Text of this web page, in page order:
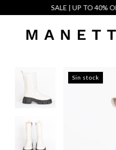
SALE | UP TO 40% OFF
Sin stock